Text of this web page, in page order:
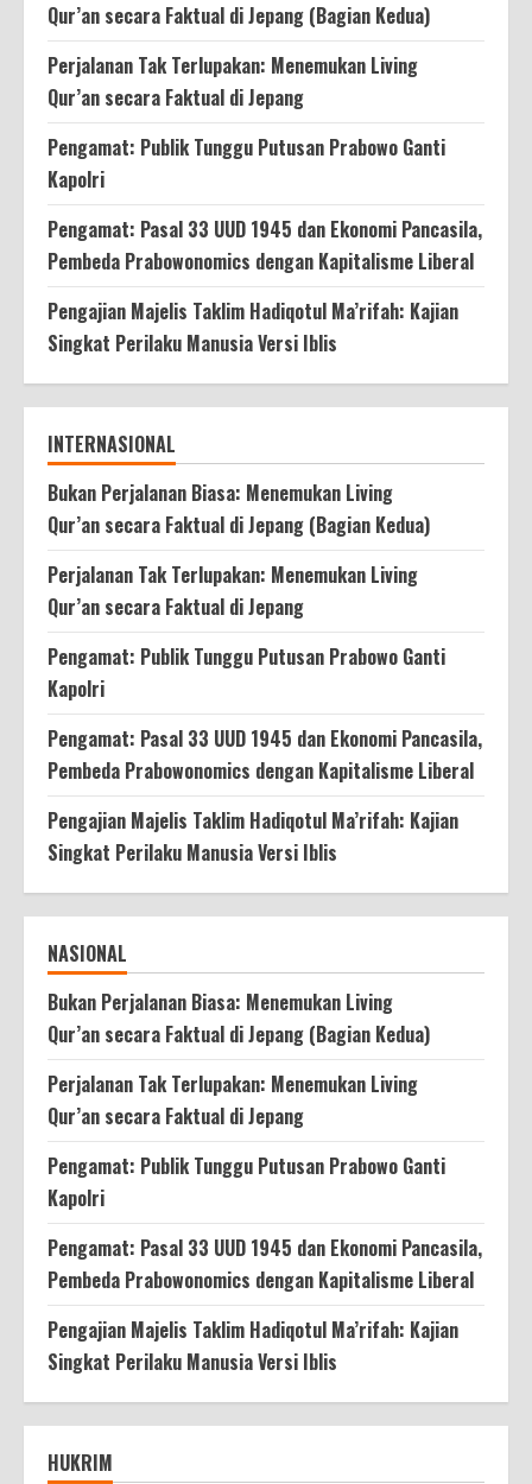
Qur’an secara Faktual di Jepang (Bagian Kedua)
Perjalanan Tak Terlupakan: Menemukan Living
Qur’an secara Faktual di Jepang
Pengamat: Publik Tunggu Putusan Prabowo Ganti
Kapolri
Pengamat: Pasal 33 UUD 1945 dan Ekonomi Pancasila,
Pembeda Prabowonomics dengan Kapitalisme Liberal
Pengajian Majelis Taklim Hadiqotul Ma’rifah: Kajian
Singkat Perilaku Manusia Versi Iblis
INTERNASIONAL
Bukan Perjalanan Biasa: Menemukan Living
Qur’an secara Faktual di Jepang (Bagian Kedua)
Perjalanan Tak Terlupakan: Menemukan Living
Qur’an secara Faktual di Jepang
Pengamat: Publik Tunggu Putusan Prabowo Ganti
Kapolri
Pengamat: Pasal 33 UUD 1945 dan Ekonomi Pancasila,
Pembeda Prabowonomics dengan Kapitalisme Liberal
Pengajian Majelis Taklim Hadiqotul Ma’rifah: Kajian
Singkat Perilaku Manusia Versi Iblis
NASIONAL
Bukan Perjalanan Biasa: Menemukan Living
Qur’an secara Faktual di Jepang (Bagian Kedua)
Perjalanan Tak Terlupakan: Menemukan Living
Qur’an secara Faktual di Jepang
Pengamat: Publik Tunggu Putusan Prabowo Ganti
Kapolri
Pengamat: Pasal 33 UUD 1945 dan Ekonomi Pancasila,
Pembeda Prabowonomics dengan Kapitalisme Liberal
Pengajian Majelis Taklim Hadiqotul Ma’rifah: Kajian
Singkat Perilaku Manusia Versi Iblis
HUKRIM